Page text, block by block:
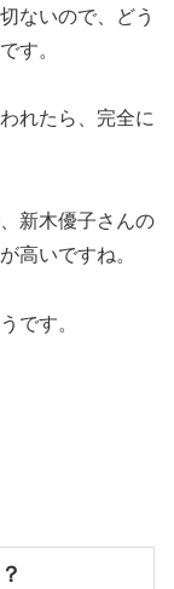
ないので、どう
す。
れたら、完全に
新木優子さんの
高いですね。
です。